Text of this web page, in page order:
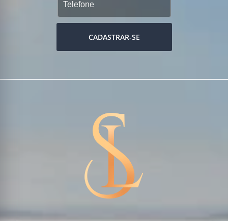
CADASTRAR-SE